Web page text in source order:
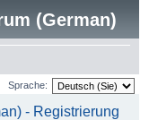
(German)
Sprache:
- Registrierung